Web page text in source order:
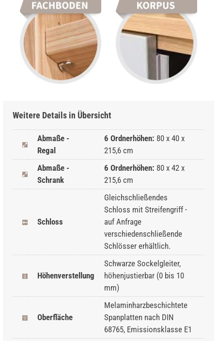
Weitere Details in Übersicht
Abmaße -
Regal
6 Ordnerhöhen: 80 x 40 x
215,6 cm
Abmaße -
Schrank
6 Ordnerhöhen: 80 x 42 x
215,6 cm
Schloss
Gleichschließendes
Schloss mit Streifengriff -
auf Anfrage
verschiedenschließende
Schlösser erhältlich.
Höhenverstellung
Schwarze Sockelgleiter,
höhenjustierbar (0 bis 10
mm)
Oberfläche
Melaminharzbeschichtete
Spanplatten nach DIN
68765, Emissionsklasse E1